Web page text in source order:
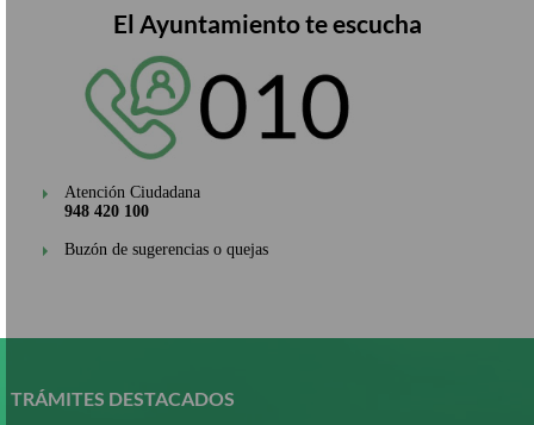
El Ayuntamiento te escucha
Atención Ciudadana
948 420 100
Buzón de sugerencias o quejas
contenido
TRÁMITES DESTACADOS